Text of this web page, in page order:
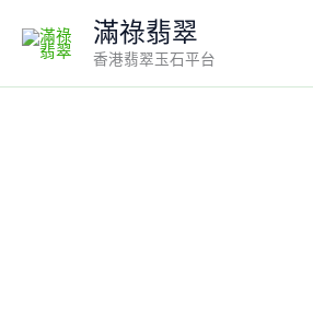
content
滿祿翡翠
香港翡翠玉石平台